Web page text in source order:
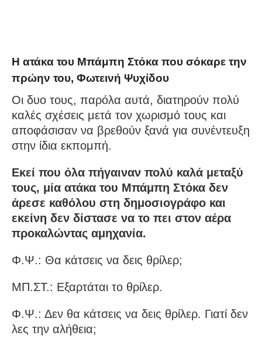
Η ατάκα του Μπάμπη Στόκα που σόκαρε την
πρώην του, Φωτεινή Ψυχίδου
Οι δυο τους, παρόλα αυτά, διατηρούν πολύ
καλές σχέσεις μετά τον χωρισμό τους και
αποφάσισαν να βρεθούν ξανά για συνέντευξη
στην ίδια εκπομπή.
Εκεί που όλα πήγαιναν πολύ καλά μεταξύ
τους, μία ατάκα του Μπάμπη Στόκα δεν
άρεσε καθόλου στη δημοσιογράφο και
εκείνη δεν δίστασε να το πει στον αέρα
προκαλώντας αμηχανία.
Φ.Ψ.: Θα κάτσεις να δεις θρίλερ;
ΜΠ.ΣΤ.: Εξαρτάται το θρίλερ.
Φ.Ψ.: Δεν θα κάτσεις να δεις θρίλερ. Γιατί δεν
λες την αλήθεια;